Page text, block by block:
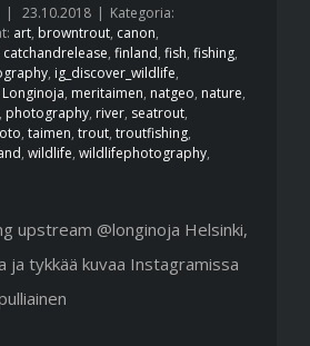
23.10.2018
Kategoria:
art, browntrout, canon,
catchandrelease, finland, fish, fishing,
, ig_discover_wildlife,
Longinoja, meritaimen, natgeo, nature,
, photography, river, seatrout,
, taimen, trout, troutfishing,
, wildlife, wildlifephotography,
upstream @longinoja Helsinki,
ja tykkää kuvaa Instagramissa